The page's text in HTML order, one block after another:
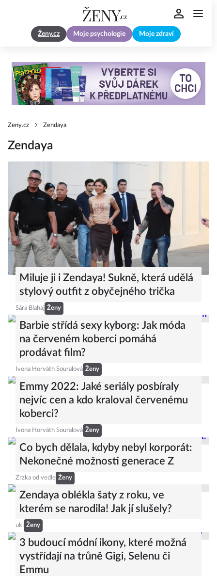
Ženy.cz Moje psychologie Moje zdraví
Zeny.cz Zendaya
Zendaya
Miluje ji i Zendaya! Sukně, která udělá
stylový outfit z obyčejného trička
Sára Blahaj Ženy
Barbie střídá sexy kyborg: Jak móda
na červeném koberci pomáhá
prodávat film?
Ivona Horváth Souralová Ženy
Emmy 2022: Jaké seriály posbíraly
nejvíc cen a kdo kraloval červenému
koberci?
Ivona Horváth Souralová Ženy
Co bych dělala, kdyby nebyl korporát:
Nekonečné možnosti generace Z
Zrzka od vedle Ženy
Zendaya oblékla šaty z roku, ve
kterém se narodila! Jak jí slušely?
uki Ženy
3 budoucí módní ikony, které možná
vystřídají na trůně Gigi, Selenu či
Emmu